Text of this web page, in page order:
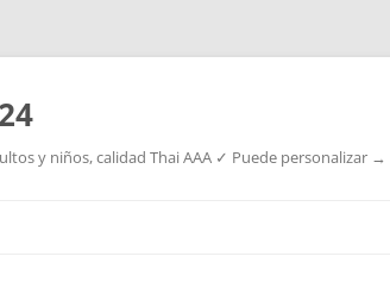
y niños, calidad Thai AAA ✓ Puede personalizar →